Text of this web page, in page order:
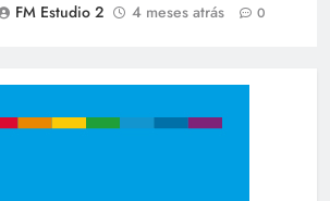
FM Estudio 2
4 meses atrás 0